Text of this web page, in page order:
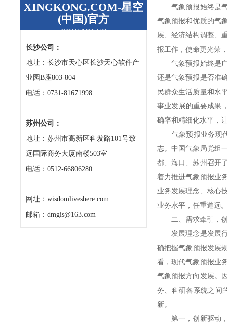
XINGKONG.COM-星空
(中国)官方
CONTACT US
长沙公司：
地址：长沙市天心区长沙天心软件产
业园B座803-804
电话：0731-81671998
苏州公司：
地址：苏州市高新区科发路101号致
远国际商务大厦南楼503室
电话：0512-66806280
网址：wisdomliveshere.com
邮箱：dmgis@163.com
气象预报始终是气
气象预报和优质的气
展、经济结构调整、
报工作，使命更光荣
气象预报始终是广
还是气象预报是否准
民群众生活质量和水
事业发展的重要成果
确率和精细化水平，
气象预报业务现代
志。中国气象局党组
都、海口、苏州召开
着力推进气象预报业
业务发展理念、核心
业务水平，任重道远
二、需求牵引，创
发展理念是发展行
确把握气象预报发展
看，现代气象预报业
气象预报方向发展。
务、科研各系统之间
新。
第一，创新驱动，